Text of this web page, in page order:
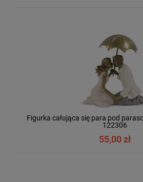
Figurka całująca się para pod
122306
55,00 zł